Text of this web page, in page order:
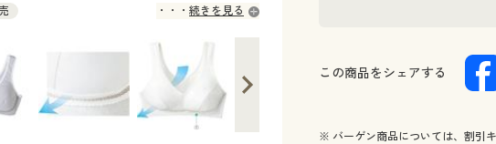
続きを見る
この商品をシェアする
※ バーゲン商品については、割引